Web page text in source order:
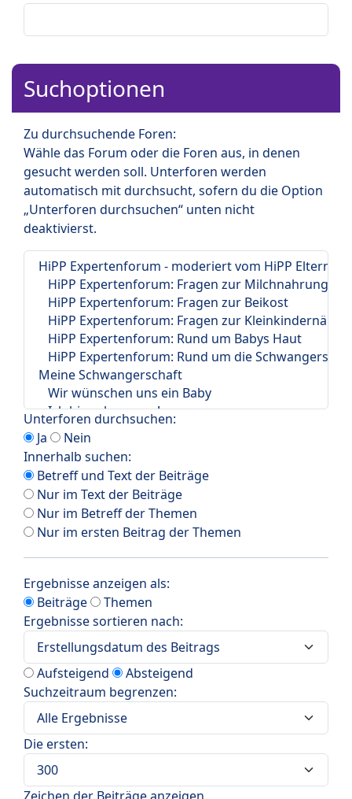
Suchoptionen
Zu durchsuchende Foren:
Wähle das Forum oder die Foren aus, in denen
gesucht werden soll. Unterforen werden
automatisch mit durchsucht, sofern du die Option
„Unterforen durchsuchen“ unten nicht
deaktivierst.
Unterforen durchsuchen:
Ja
Nein
Innerhalb suchen:
Betreff und Text der Beiträge
Nur im Text der Beiträge
Nur im Betreff der Themen
Nur im ersten Beitrag der Themen
Ergebnisse anzeigen als:
Beiträge
Themen
Ergebnisse sortieren nach:
Aufsteigend
Absteigend
Suchzeitraum begrenzen:
Die ersten: